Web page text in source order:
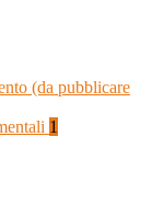
(da pubblicare
1